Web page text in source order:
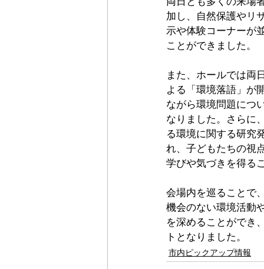
加し、自然保護やリ
示や体験コーナーが
ことができました。
また、ホールでは両
よる「環境落語」が
ながら環境問題につ
なりました。さらに
る環境に関する研究
れ、子どもたちの視
学びや気づきを得る
会場内を巡ることで
機会のない環境活動
を深めることができ
トとなりました。
市内ピックアップ情報